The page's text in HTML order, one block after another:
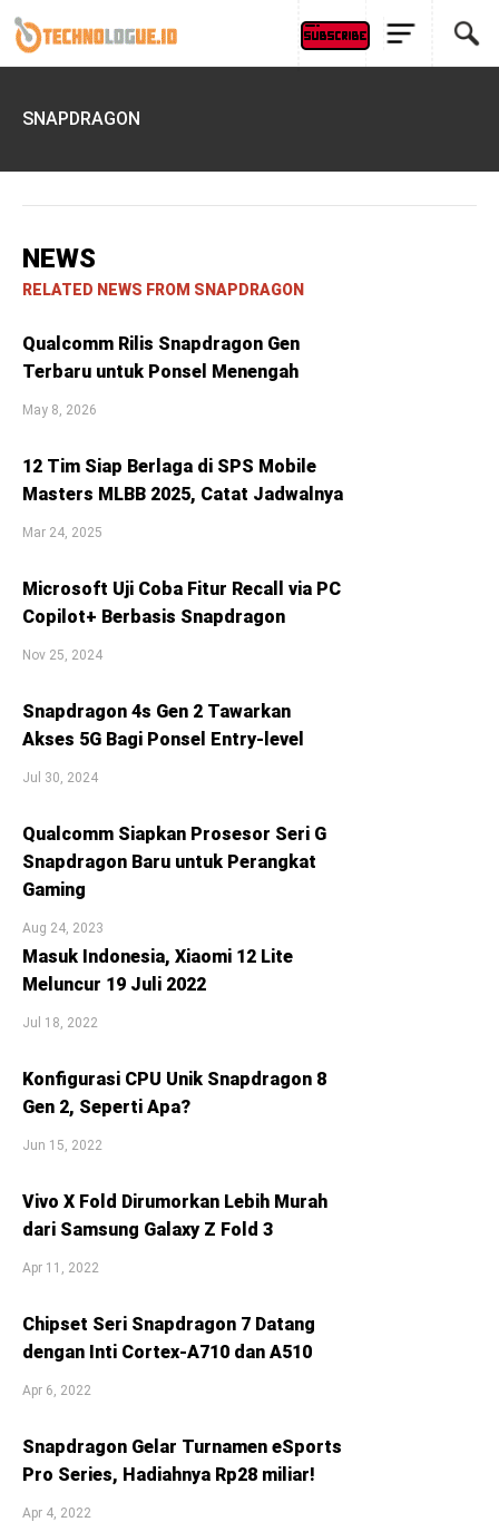
SNAPDRAGON
NEWS
RELATED NEWS FROM SNAPDRAGON
Qualcomm Rilis Snapdragon Gen
Terbaru untuk Ponsel Menengah
May 8, 2026
12 Tim Siap Berlaga di SPS Mobile
Masters MLBB 2025, Catat Jadwalnya
Mar 24, 2025
Microsoft Uji Coba Fitur Recall via PC
Copilot+ Berbasis Snapdragon
Nov 25, 2024
Snapdragon 4s Gen 2 Tawarkan
Akses 5G Bagi Ponsel Entry-level
Jul 30, 2024
Qualcomm Siapkan Prosesor Seri G
Snapdragon Baru untuk Perangkat
Gaming
Aug 24, 2023
Masuk Indonesia, Xiaomi 12 Lite
Meluncur 19 Juli 2022
Jul 18, 2022
Konfigurasi CPU Unik Snapdragon 8
Gen 2, Seperti Apa?
Jun 15, 2022
Vivo X Fold Dirumorkan Lebih Murah
dari Samsung Galaxy Z Fold 3
Apr 11, 2022
Chipset Seri Snapdragon 7 Datang
dengan Inti Cortex-A710 dan A510
Apr 6, 2022
Snapdragon Gelar Turnamen eSports
Pro Series, Hadiahnya Rp28 miliar!
Apr 4, 2022